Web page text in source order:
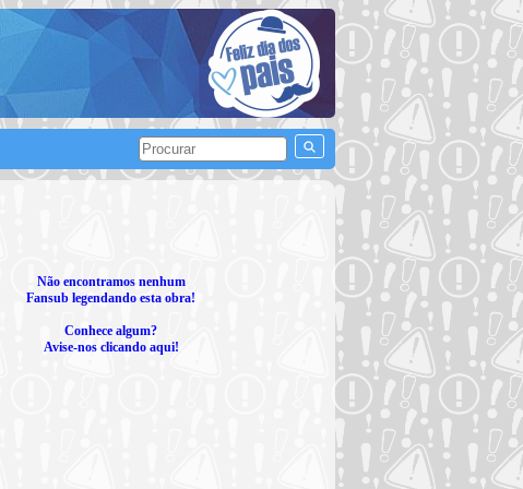
Não encontramos nenhum
Fansub legendando esta obra!
Conhece algum?
Avise-nos clicando aqui!